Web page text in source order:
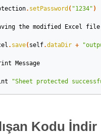
. setPassword ( "1234" )
the modified Excel file
. save( self.dataDir +
Message
"Sheet protected
Kodu İndir